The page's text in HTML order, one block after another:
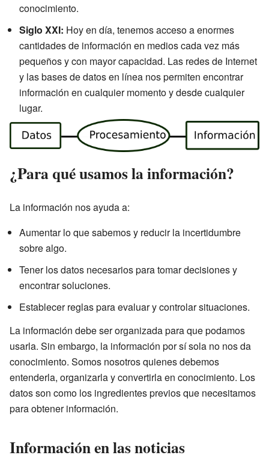
conocimiento.
Siglo XXI: Hoy en día, tenemos acceso a enormes
cantidades de información en medios cada vez más
pequeños y con mayor capacidad. Las redes de Internet
y las bases de datos en línea nos permiten encontrar
información en cualquier momento y desde cualquier
lugar.
¿Para qué usamos la información?
La información nos ayuda a:
Aumentar lo que sabemos y reducir la incertidumbre
sobre algo.
Tener los datos necesarios para tomar decisiones y
encontrar soluciones.
Establecer reglas para evaluar y controlar situaciones.
La información debe ser organizada para que podamos
usarla. Sin embargo, la información por sí sola no nos da
conocimiento. Somos nosotros quienes debemos
entenderla, organizarla y convertirla en conocimiento. Los
datos son como los ingredientes previos que necesitamos
para obtener información.
Información en las noticias